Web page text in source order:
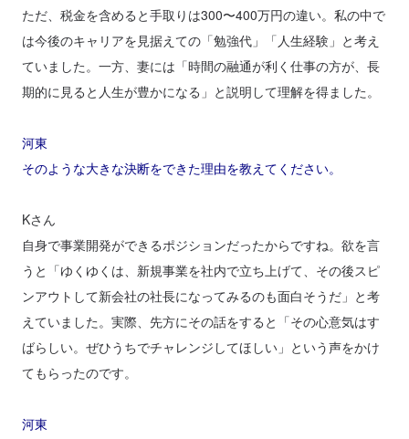
ただ、税金を含めると手取りは300〜400万円の違い。私の中で
は今後のキャリアを見据えての「勉強代」「人生経験」と考え
ていました。一方、妻には「時間の融通が利く仕事の方が、長
期的に見ると人生が豊かになる」と説明して理解を得ました。
河東
そのような大きな決断をできた理由を教えてください。
Kさん
自身で事業開発ができるポジションだったからですね。欲を言
うと「ゆくゆくは、新規事業を社内で立ち上げて、その後スピ
ンアウトして新会社の社長になってみるのも面白そうだ」と考
えていました。実際、先方にその話をすると「その心意気はす
ばらしい。ぜひうちでチャレンジしてほしい」という声をかけ
てもらったのです。
河東